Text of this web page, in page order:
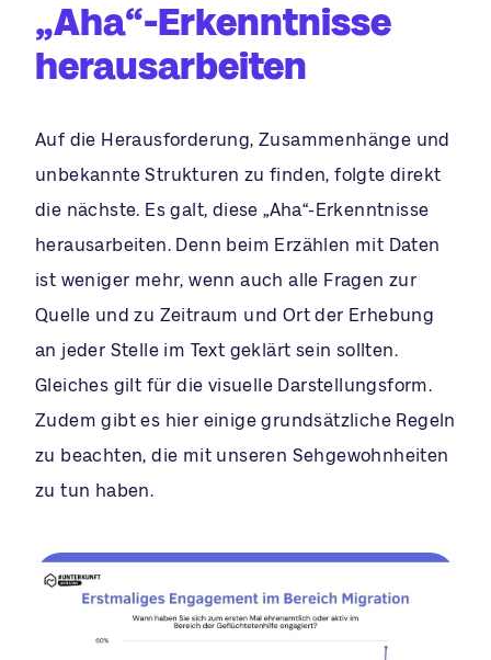
„Aha“-Erkenntnisse
herausarbeiten
Auf die Herausforderung, Zusammenhänge und
unbekannte Strukturen zu finden, folgte direkt
die nächste. Es galt, diese „Aha“-Erkenntnisse
herausarbeiten. Denn beim Erzählen mit Daten
ist weniger mehr, wenn auch alle Fragen zur
Quelle und zu Zeitraum und Ort der Erhebung
an jeder Stelle im Text geklärt sein sollten.
Gleiches gilt für die visuelle Darstellungsform.
Zudem gibt es hier einige grundsätzliche Regeln
zu beachten, die mit unseren Sehgewohnheiten
zu tun haben.